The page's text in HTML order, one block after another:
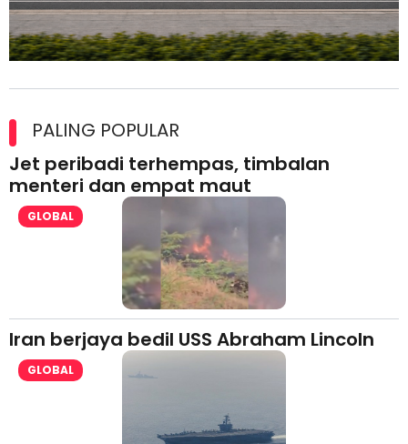
lesen separuh pertama 2026
PALING POPULAR
Jet peribadi terhempas, timbalan
menteri dan empat maut
GLOBAL
Iran berjaya bedil USS Abraham Lincoln
GLOBAL